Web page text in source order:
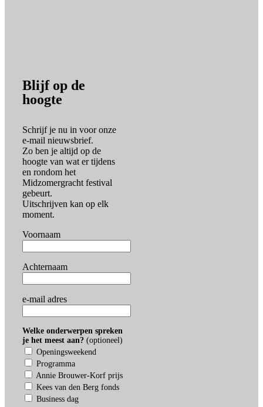
Blijf op de
hoogte
Schrijf je nu in voor onze
e-mail nieuwsbrief.
Zo ben je altijd op de
hoogte van wat er tijdens
en rondom het
Midzomergracht festival
gebeurt.
Uitschrijven kan op elk
moment.
Voornaam
Achternaam
e-mail adres
Welke onderwerpen spreken
je het meest aan? (optioneel)
Openingsweekend
Programma
Annie Brouwer-Korf prijs
Kees van den Berg fonds
Business dag